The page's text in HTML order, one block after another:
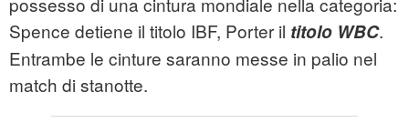
Spence detiene il titolo IBF, Porter il titolo WBC.
Entrambe le cinture saranno messe in palio nel
match di stanotte.